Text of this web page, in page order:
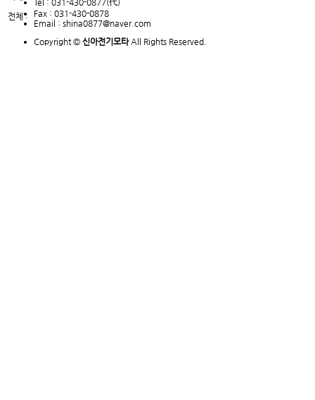
전체 :
Tel : 031-430-0877(代)
Fax : 031-430-0878
Email : shina0877@naver.com
Copyright © 신아전기모타All Rights Reserved.